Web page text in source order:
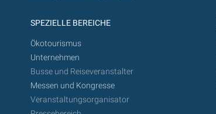
SPEZIELLE BEREICHE
Ökotourismus
Unternehmen
Busse und Reiseveranstalter
Messen und Kongresse
Veranstaltungsorganisator